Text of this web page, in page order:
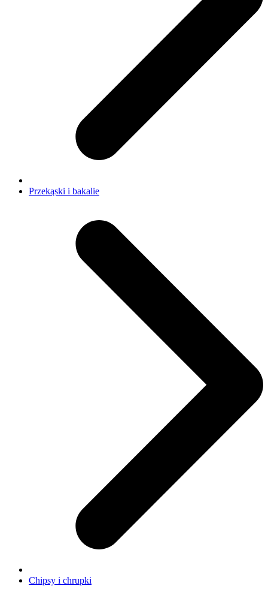
Przekąski i bakalie
Chipsy i chrupki